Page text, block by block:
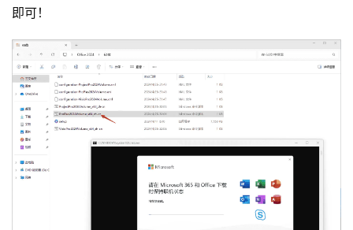
即可！